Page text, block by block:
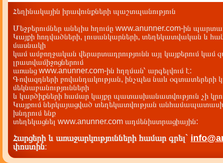
Հեղինակային իրավունքների պաշտպանություն
Մեջբերումներ անելիս հղումը www.anunner.com-ին
Կայքի հոդվածների, լուսանկարների, տեղեկատվական և
մասնակի
կամ ամբողջական վերարտադրությունն այլ կայքերում կամ
լրատվամիջոցներում
առանց www.anunner.com-ին հղղման՝ արգելվում է:
Գովազդների բովանդակության, ինչպես նաև օգտատերերի
մեկնաբանությունների
և կարծիքների համար կայքը պատասխանատվություն չի
Կայքում ներկայացված տեղեկատվության
խնդրում ենք
տեղեկացնել www.anunner.com ադմենիստրացիային:
Հարցերի և առաջարկությունների համար գրել`
փոստին: